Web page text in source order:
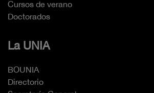
Cursos de verano
Doctorados
La UNIA
BOUNIA
Directorio